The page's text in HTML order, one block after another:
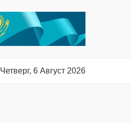
Четверг, 6 Август 2026